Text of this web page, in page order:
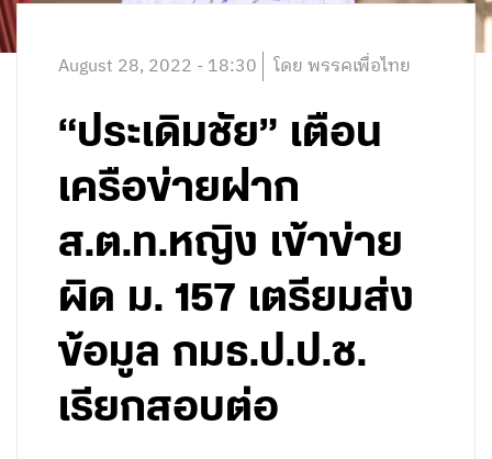
August 28, 2022 - 18:30 โดย พรรคเพื่อไทย
“ประเดิมชัย” เตือน
เครือข่ายฝาก
ส.ต.ท.หญิง เข้าข่าย
ผิด ม. 157 เตรียมส่ง
ข้อมูล กมธ.ป.ป.ช.
เรียกสอบต่อ